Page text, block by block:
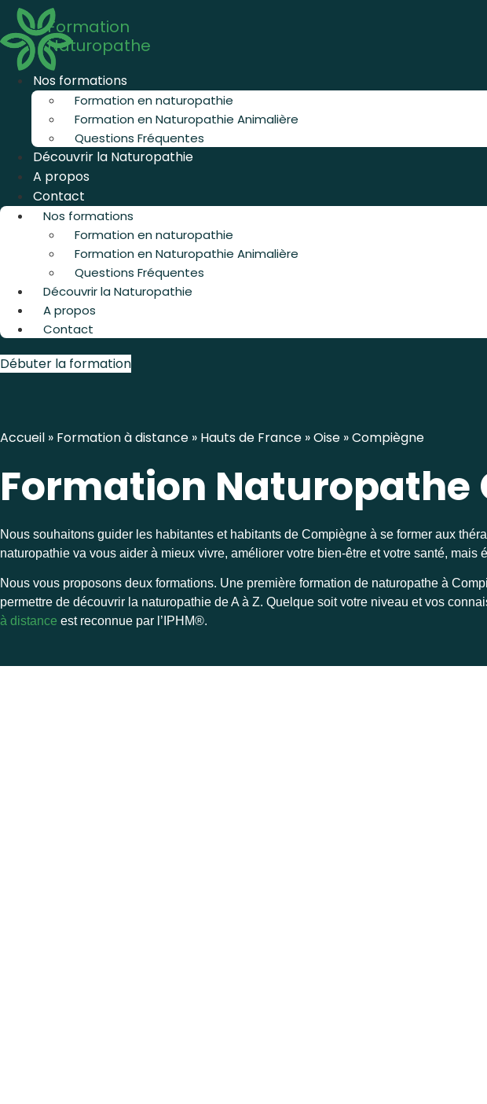
Aller
contenu
Formation
Naturopathe
Nos formations
Formation en naturopathie
Formation en Naturopathie Animalière
Questions Fréquentes
Découvrir la Naturopathie
A propos
Contact
Nos formations
Formation en naturopathie
Formation en Naturopathie Animalière
Questions Fréquentes
Découvrir la Naturopathie
A propos
Contact
Débuter la formation
Accueil » Formation à distance » Hauts de France »Oise »Compiègne
Formation Naturopathe
Nous souhaitons guider les habitantes et habitants de Compiègne à se former aux
naturopathie va vous aider à mieux vivre, améliorer votre bien-être et votre santé,
Nous vous proposons deux formations. Une première formation de naturopathe à
permettre de découvrir la naturopathie de A à Z. Quelque soit votre niveau et vos
à distance est reconnue par l’ IPHM®.